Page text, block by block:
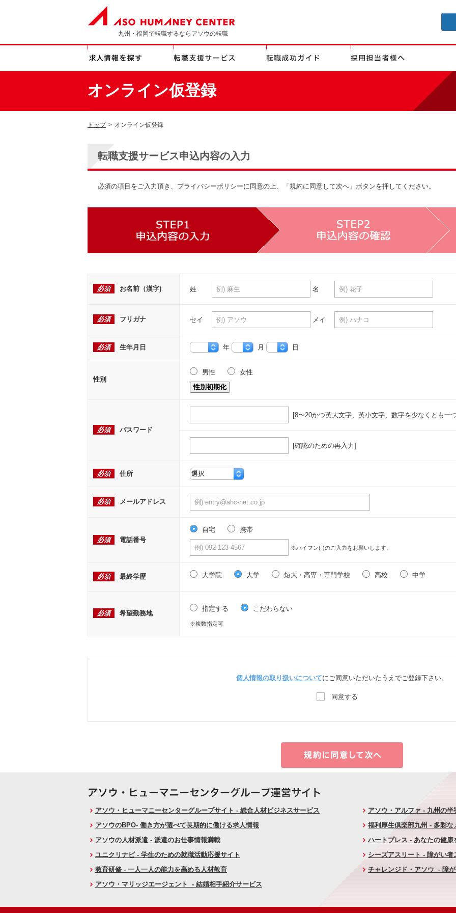
九州・福岡で転職するならアソウの転職
オンライン仮登録
トップ > オンライン仮登録
転職支援サービス申込内容の入力
必須の項目をご入力頂き、プライバシーポリシーに同意の上、「規約に同意して次へ」ボタンを押してください。
必須 お名前（漢字) 姓 名
必須 フリガナ セイ メイ
必須 生年月日 年 月 日
性別
男性
女性
性別初期化
必須 パスワード
[8〜20かつ英大文字、英小文字、数字を少なくとも一
[確認のための再入力]
必須 住所
必須 メールアドレス
必須 電話番号
自宅 携帯
※ハイフン(-)のご入力をお願いします。
必須 最終学歴 大学院 大学 短大・高専・専門学校 高校 中学
必須 希望勤務地
指定する こだわらない
※複数指定可
個人情報の取り扱いについてにご同意いただいたうえでご登録下さい。
同意する
アソウ・ヒューマニーセンターグループサイト - 総合人材ビジネスサービス
アソウのBPO- 働き方が選べて長期的に働ける求人情報
アソウの人材派遣 - 派遣のお仕事情報満載
ユニクリナビ - 学生のための就職活動応援サイト
教育研修 - 一人一人の能力を高める人材教育
アソウ・マリッジエージェント - 結婚相手紹介サービス
アソウ・アルファ - 九州の
福利厚生倶楽部九州 - 多彩
ハートプレス - あなたの健康
シーズアスリート - 障がい
チャレンジド・アソウ - 障